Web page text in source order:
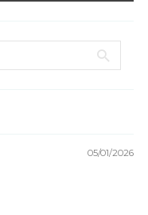
05/01/2026